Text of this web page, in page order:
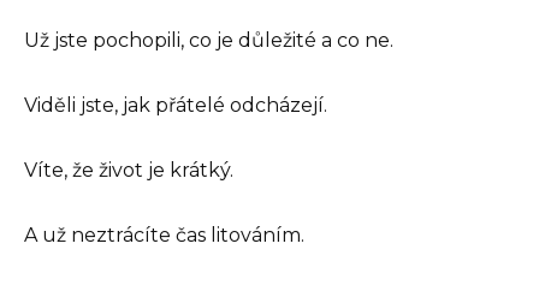
Už jste pochopili, co je důležité a co ne.
Viděli jste, jak přátelé odcházejí.
Víte, že život je krátký.
A už neztrácíte čas litováním.